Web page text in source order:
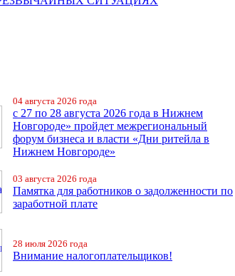
04 августа 2026 года
с 27 по 28 августа 2026 года в Нижнем
Новгороде» пройдет межрегиональный
форум бизнеса и власти «Дни ритейла в
Нижнем Новгороде»
03 августа 2026 года
Памятка для работников о задолженности по
заработной плате
28 июля 2026 года
Внимание налогоплательщиков!